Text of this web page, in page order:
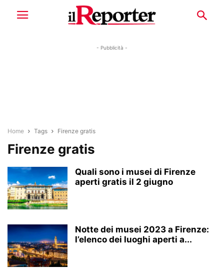
- Pubblicità -
Home Tags Firenze gratis
Firenze gratis
Quali sono i musei di Firenze
aperti gratis il 2 giugno
Notte dei musei 2023 a Firenze:
l’elenco dei luoghi aperti a...